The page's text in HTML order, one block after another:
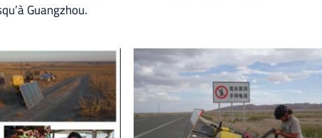
Guangzhou.